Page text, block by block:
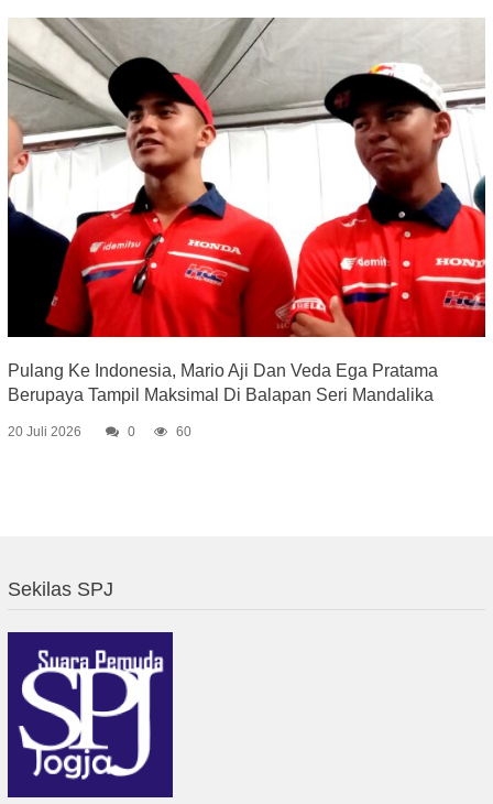
Pulang Ke Indonesia, Mario Aji Dan Veda Ega Pratama
Berupaya Tampil Maksimal Di Balapan Seri Mandalika
20 Juli 2026 0 60
Sekilas SPJ